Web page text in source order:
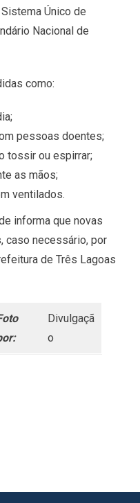
Único de
Nacional de
como:
pessoas doentes;
tossir ou espirrar;
as mãos;
ventilados.
informa que novas
caso necessário, por
de Três Lagoas
Divulgaçã
o